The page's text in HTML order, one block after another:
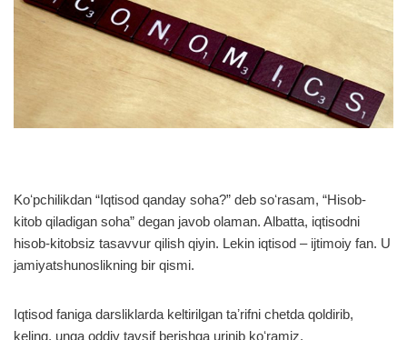
Koʻpchilikdan “Iqtisod qanday soha?” deb soʻrasam, “Hisob-
kitob qiladigan soha” degan javob olaman. Albatta, iqtisodni
hisob-kitobsiz tasavvur qilish qiyin. Lekin iqtisod – ijtimoiy fan. U
jamiyatshunoslikning bir qismi.
Iqtisod faniga darsliklarda keltirilgan taʼrifni chetda qoldirib,
keling, unga oddiy tavsif berishga urinib koʻramiz.